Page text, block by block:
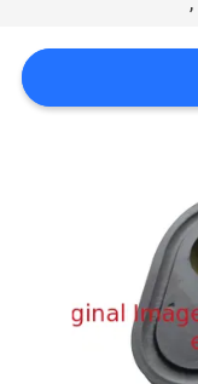
PRIVACY